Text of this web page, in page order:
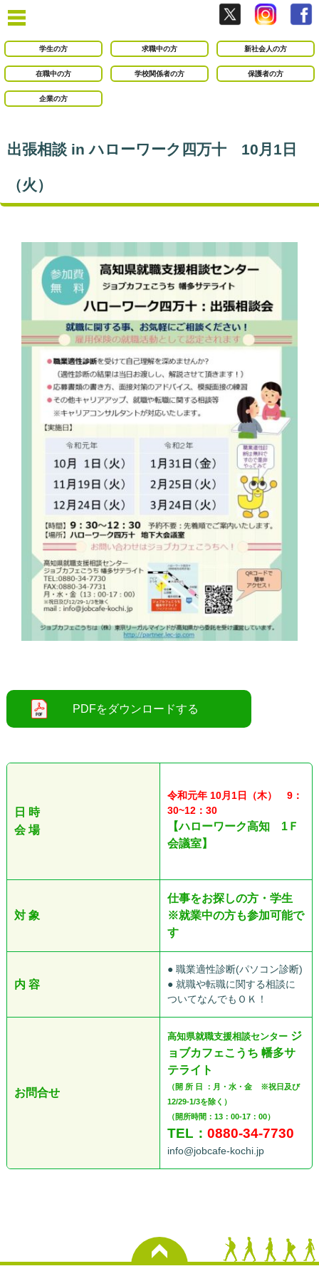
学生の方 求職中の方 新社会人の方
在職中の方 学校関係者の方 保護者の方
企業の方
出張相談 in ハローワーク四万十 10月1日
（火）
日 時
会 場
令和元年 10月1日（木） 9：
30~12：30
【ハローワーク高知 1Ｆ
会議室】
対 象
仕事をお探しの方・学生
※就業中の方も参加可能で
す
内 容
● 職業適性診断(パソコン診断)
● 就職や転職に関する相談に
ついてなんでもＯＫ！
お問合せ
高知県就職支援相談センター ジ
ョブカフェこうち 幡多サ
テライト
（開 所 日 ：月・水・金 ※祝日及び
12/29-1/3を除く）
（開所時間：13：00-17：00）
TEL： 0880-34-7730
info@jobcafe-kochi.jp